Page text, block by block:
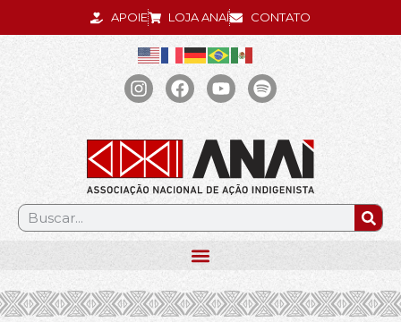
APOIE LOJA ANAÍ CONTATO
.